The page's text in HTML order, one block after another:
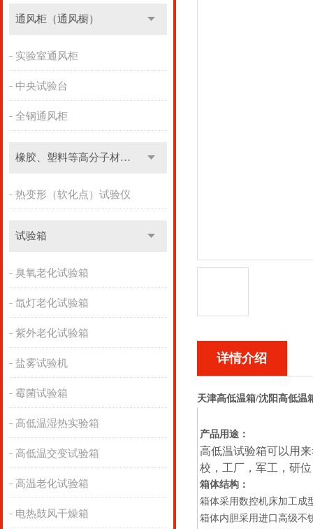
通风柜（通风橱）
实验室通风柜
中央试验台
全钢通风柜
橡胶、塑料等高分子材料实验设备
热变形（软化点）试验仪
试验箱
臭氧老化试验箱
氙灯老化试验箱
紫外老化试验箱
盐雾试验机
霉菌试验箱
高低温湿热实验箱
高低温交变试验箱
高温老化试验箱
电热鼓风干燥箱
详情介绍
天津高低温箱/沈阳高低温
产品用途：
高低温试验箱可以用
校，工厂，军工，研
箱体结构：
箱体采用数控机床加工成
箱体内胆采用进口高级不